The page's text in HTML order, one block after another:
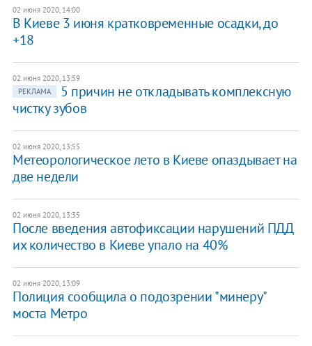
02 июня 2020, 14:00
В Киеве 3 июня кратковременные осадки, до
+18
02 июня 2020, 13:59
РЕКЛАМА
5 причин не откладывать комплексную
чистку зубов
02 июня 2020, 13:55
Метеорологическое лето в Киеве опаздывает на
две недели
02 июня 2020, 13:35
После введения автофиксации нарушений ПДД
их количество в Киеве упало на 40%
02 июня 2020, 13:09
Полиция сообщила о подозрении "минеру"
моста Метро